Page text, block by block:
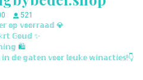
521
𝕠𝕡 𝕧𝕠𝕠𝕣𝕣𝕒𝕒𝕕 💎
𝔾𝕠𝕦𝕕 ✨
🛍️
𝕕𝕖 𝕘𝕒𝕥𝕖𝕟 𝕧𝕠𝕠𝕣 𝕝𝕖𝕦𝕜𝕖 𝕨𝕚𝕟𝕒𝕔𝕥𝕚𝕖𝕤!👇